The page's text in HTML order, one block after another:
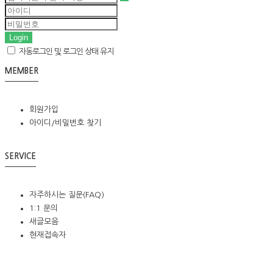
Login
자동로그인 및 로그인 상태 유지
MEMBER
회원가입
아이디/비밀번호 찾기
SERVICE
자주하시는 질문(FAQ)
1:1 문의
새글모음
현재접속자